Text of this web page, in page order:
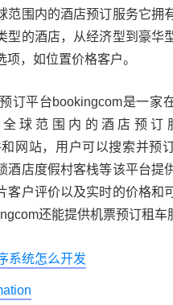
范围内的酒店预订服务它拥
型的酒店，从经济型到豪华
项，如位置价格客户。
订平台bookingcom是一家
球范围内的酒店预订
网站，用户可以搜索并预
酒店度假村客栈等该平台提
客户评价以及实时的价格和
还能提供机票预订租车
系统怎么开发